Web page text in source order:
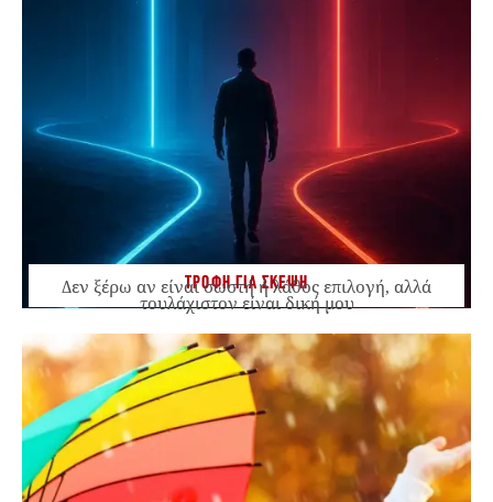
ΤΡΟΦΗ ΓΙΑ ΣΚΕΨΗ
Δεν ξέρω αν είναι σωστή ή λάθος επιλογή, αλλά
τουλάχιστον είναι δική μου